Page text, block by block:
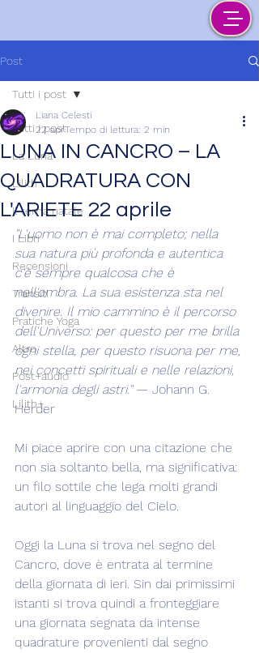
Post
Tutti i post
La Luna
Lilith
Il tema natale
I Libri
Recensioni
Transiti
Pratiche Yoga
Altro
Post+audio
Lilith+
Tutti i post
LUNA IN CANCRO – LA
QUADRATURA CON
L'ARIETE 22 aprile
Liana Celesti
22 aprTempo di lettura: 2 min
"L'uomo non è mai completo; nella
sua natura più profonda e autentica
c'è sempre qualcosa che è
nell'ombra. La sua esistenza sta nel
divenire. Il mio cammino è il percorso
dell'Universo: per questo per me brilla
ogni stella, per questo risuona per me,
nei concetti spirituali e nelle relazioni,
l'armonia degli astri." — Johann G.
Herder
Mi piace aprire con una citazione che
non sia soltanto bella, ma significativa:
un filo sottile che lega molti grandi
autori al linguaggio del Cielo.
Oggi la Luna si trova nel segno del
Cancro, dove è entrata al termine
della giornata di ieri. Sin dai primissimi
istanti si trova quindi a fronteggiare
una giornata segnata da intense
quadrature provenienti dal segno